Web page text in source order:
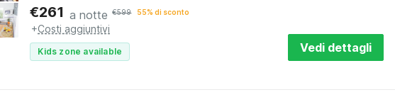
€261 a notte €599 55% di sconto
+Costi aggiuntivi
Kids zone available Vedi dettagli